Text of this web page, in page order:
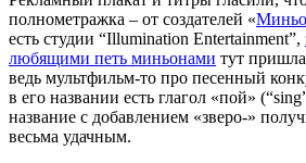
полнометражка – от создателей «
есть студии “Illumination Entertainment”,
любящими петь миньонами тут
ведь мультфильм-то про песенный
в его названии есть глагол «пой»
название с добавлением «зверо-»
весьма удачным.